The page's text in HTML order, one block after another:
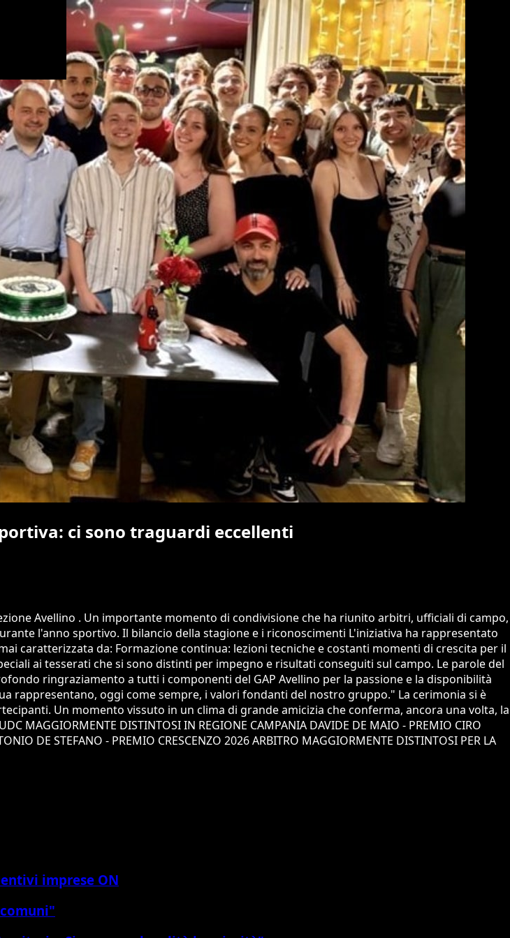
ci sono traguardi eccellenti
Avellino . Un importante momento di condivisione che ha riunito arbitri, ufficiali di campo,
l'anno sportivo. Il bilancio della stagione e i riconoscimenti L'iniziativa ha rappresentato
caratterizzata da: Formazione continua: lezioni tecniche e costanti momenti di crescita per il
ai tesserati che si sono distinti per impegno e risultati conseguiti sul campo. Le parole del
ringraziamento a tutti i componenti del GAP Avellino per la passione e la disponibilità
rappresentano, oggi come sempre, i valori fondanti del nostro gruppo." La cerimonia si è
Un momento vissuto in un clima di grande amicizia che conferma, ancora una volta, la
DISTINTOSI IN REGIONE CAMPANIA DAVIDE DE MAIO - PREMIO CIRO
DE STEFANO - PREMIO CRESCENZO 2026 ARBITRO MAGGIORMENTE DISTINTOSI PER LA
imprese ON